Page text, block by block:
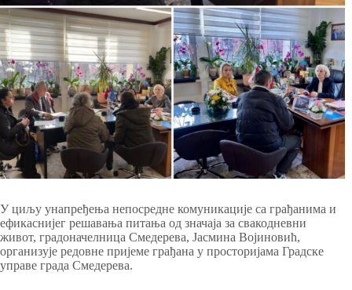
У циљу унапређења непосредне комуникације са грађанима и
ефикаснијег решавања питања од значаја за свакодневни
живот, градоначелница Смедерева, Јасмина Војиновић,
организује редовне пријеме грађана у просторијама Градске
управе града Смедерева.